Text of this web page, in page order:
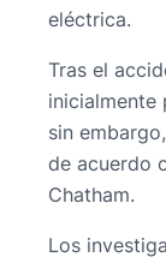
eléctrica.
Tras el
inicialmente
sin
de acuerdo
Chatham.
Los